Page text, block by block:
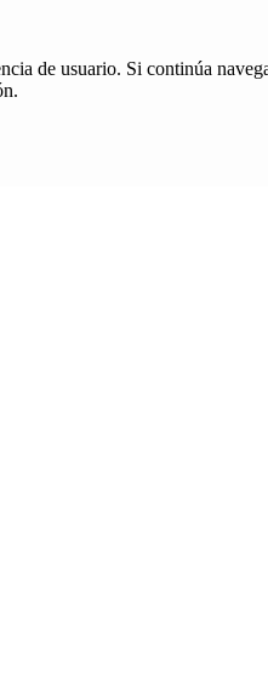
de usuario. Si continúa